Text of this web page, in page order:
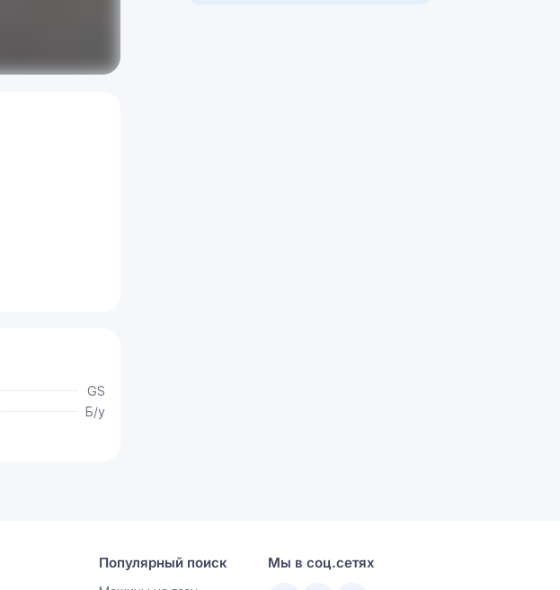
GS
Б/у
Популярный поиск Мы в соц.сетях